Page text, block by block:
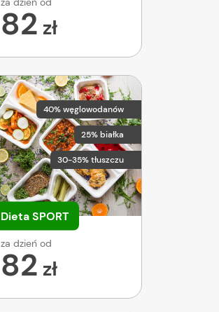
82 zł
40% węglowodanów
25% białka
30-35% tłuszczu
Dieta SPORT
za dzień od
82 zł